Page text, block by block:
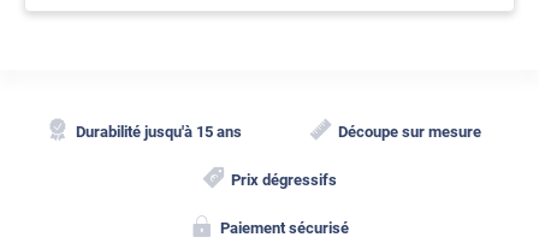
Durabilité jusqu'à 15 ans Découpe sur mesure
Prix dégressifs
Paiement sécurisé